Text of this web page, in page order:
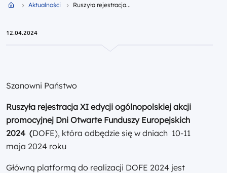
Przejdź do strony głównej portalu
Aktualności Ruszyła rejestracja...
12.04.2024
Szanowni Państwo
Ruszyła rejestracja XI edycji ogólnopolskiej akcji
promocyjnej Dni Otwarte Funduszy Europejskich
2024 (DOFE), która odbędzie się w dniach 10-11
maja 2024 roku
Główną platformą do realizacji DOFE 2024 jest